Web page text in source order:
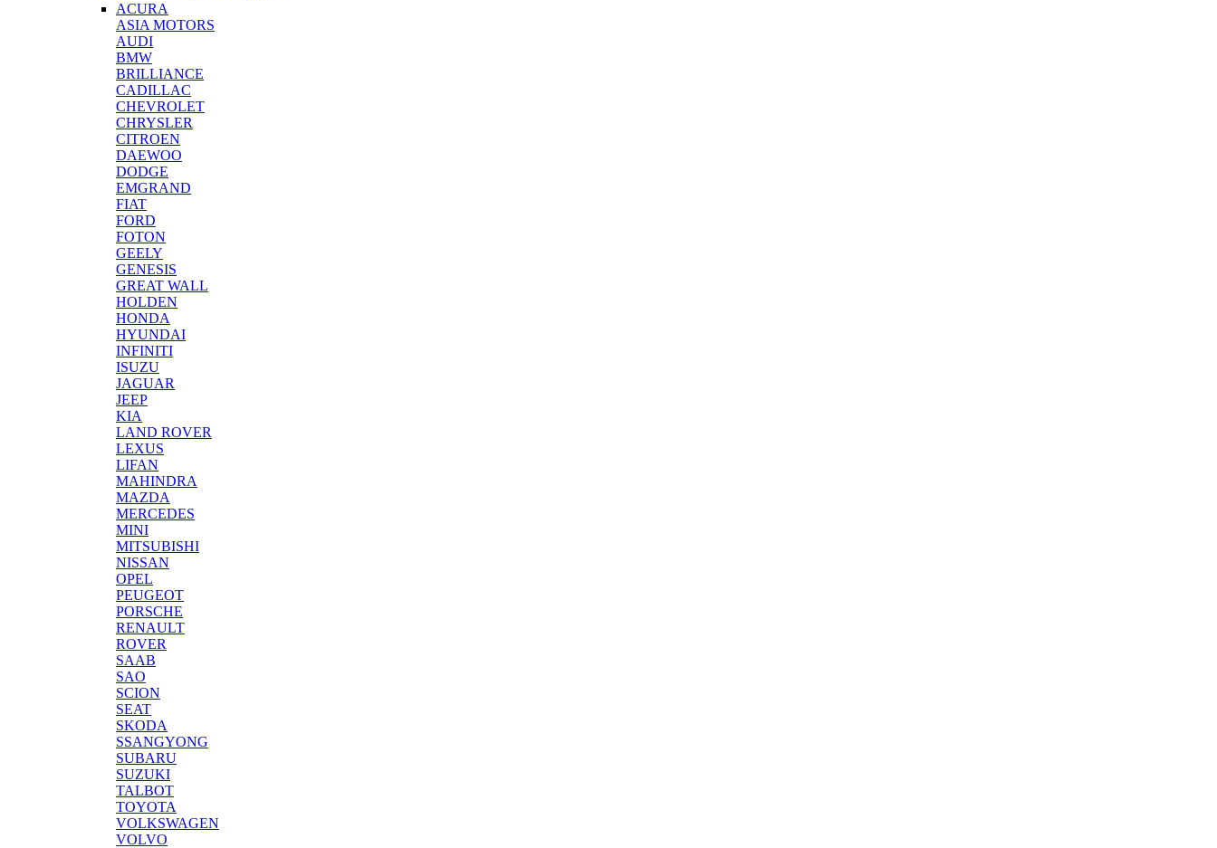
ACURA
ASIA MOTORS
AUDI
BMW
BRILLIANCE
CADILLAC
CHEVROLET
CHRYSLER
CITROEN
DAEWOO
DODGE
EMGRAND
FIAT
FORD
FOTON
GEELY
GENESIS
GREAT WALL
HOLDEN
HONDA
HYUNDAI
INFINITI
ISUZU
JAGUAR
JEEP
KIA
LAND ROVER
LEXUS
LIFAN
MAHINDRA
MAZDA
MERCEDES
MINI
MITSUBISHI
NISSAN
OPEL
PEUGEOT
PORSCHE
RENAULT
ROVER
SAAB
SAO
SCION
SEAT
SKODA
SSANGYONG
SUBARU
SUZUKI
TALBOT
TOYOTA
VOLKSWAGEN
VOLVO